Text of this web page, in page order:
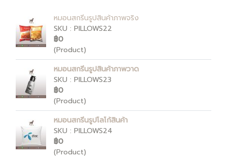
หมอนสกรีนรูปสินค้าภาพจริง
SKU : PILLOWS22
฿0
(Product)
หมอนสกรีนรูปสินค้าภาพวาด
SKU : PILLOWS23
฿0
(Product)
หมอนสกรีนรูปโลโก้สินค้า
SKU : PILLOWS24
฿0
(Product)